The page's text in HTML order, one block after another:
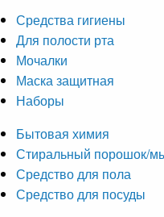
Средства гигиены
Для полости рта
Мочалки
Маска защитная
Наборы
Бытовая химия
Стиральный порошок/
Средство для пола
Средство для посуды